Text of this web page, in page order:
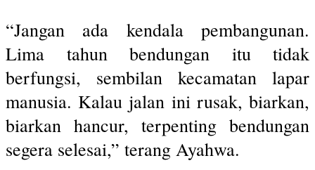
“Jangan ada kendala pembangunan.
Lima tahun bendungan itu tidak
berfungsi, sembilan kecamatan lapar
manusia. Kalau jalan ini rusak, biarkan,
biarkan hancur, terpenting bendungan
segera selesai,” terang Ayahwa.